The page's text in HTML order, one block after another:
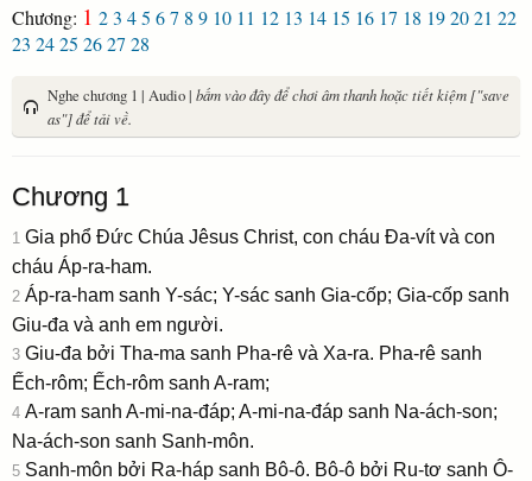
Chương: 1 23 45 67 8 9 10 11 12 13 14 15 16 17 18 192021 22
23 2425 2627 28
Nghe chương 1 | Audio | bấm vào đây để chơi âm thanh hoặc tiết kiệm ["save
as"] để tải về.
Chương 1
1 Gia phổ Ðức Chúa Jêsus Christ, con cháu Ða-vít và con
cháu Áp-ra-ham.
2 Áp-ra-ham sanh Y-sác; Y-sác sanh Gia-cốp; Gia-cốp sanh
Giu-đa và anh em người.
3 Giu-đa bởi Tha-ma sanh Pha-rê và Xa-ra. Pha-rê sanh
Ếch-rôm; Ếch-rôm sanh A-ram;
4 A-ram sanh A-mi-na-đáp; A-mi-na-đáp sanh Na-ách-son;
Na-ách-son sanh Sanh-môn.
5 Sanh-môn bởi Ra-háp sanh Bô-ô. Bô-ô bởi Ru-tơ sanh Ô-